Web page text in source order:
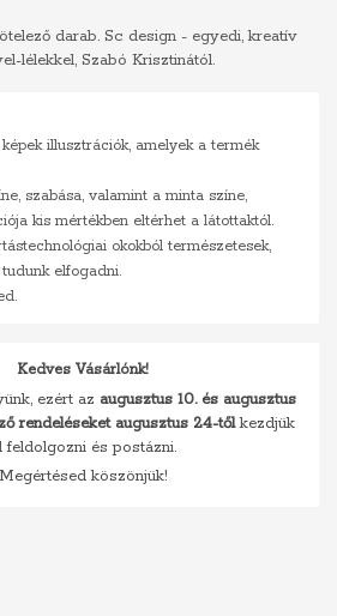
darab. Sc design - egyedi, kreatív
lélekkel, Szabó Krisztinától.
illusztrációk, amelyek a termék
szabása, valamint a minta színe,
kis mértékben eltérhet a látottaktól.
okokból természetesek,
elfogadni.
Kedves Vásárlónk!
ezért az augusztus 10. és augusztus
rendeléseket augusztus 24-tőlkezdjük
feldolgozni és postázni.
Megértésed köszönjük!